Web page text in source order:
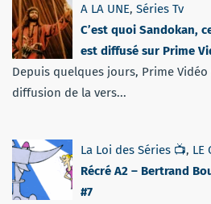
A LA UNE, Séries Tv
C’est quoi Sandokan,
est diffusé sur Prime
Depuis quelques jours, Prime
diffusion de la vers...
La Loi des Séries 📺, LE
Récré A2 – Bertrand
#7